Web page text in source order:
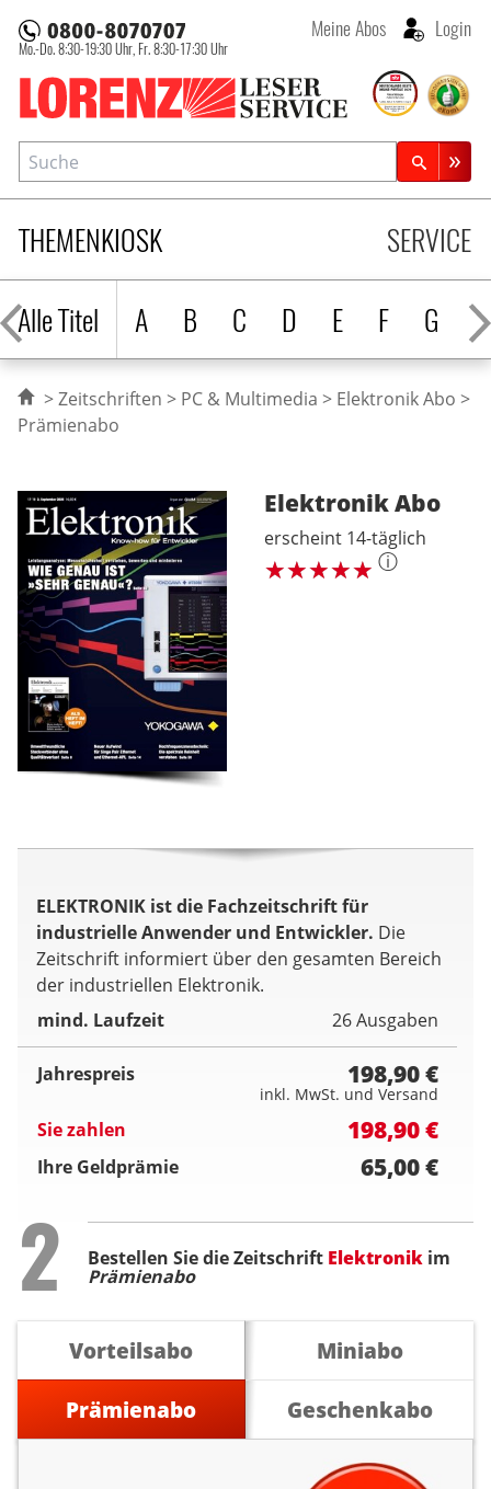
Lorenz Leserservice
Mo.-Do. 8:30-19:30 Uhr, Fr. 8:30-17:30 Uhr
Meine Abos Login
THEMENKIOSK
Alle Titel
A B C D E F G H
SERVICE
Suche
Zeitschriftensuche
Zeitschriften PC & Multimedia
Elektronik Abo
Prämienabo
ElektronikAbo
erscheint 14-täglich
ⓘ
ELEKTRONIK ist die Fachzeitschrift für
industrielle Anwender und Entwickler. Die
Zeitschrift informiert über den gesamten Bereich
der industriellen Elektronik.
mind. Laufzeit
26 Ausgaben
Jahrespreis 198,90 €
inkl. MwSt. und Versand
Sie zahlen 198,90 €
Ihre Geldprämie 65,00 €
Step
2 Bestellen Sie die Zeitschrift Elektronik im
Prämienabo
Vorteilsabo
Miniabo
Prämienabo
Geschenkabo